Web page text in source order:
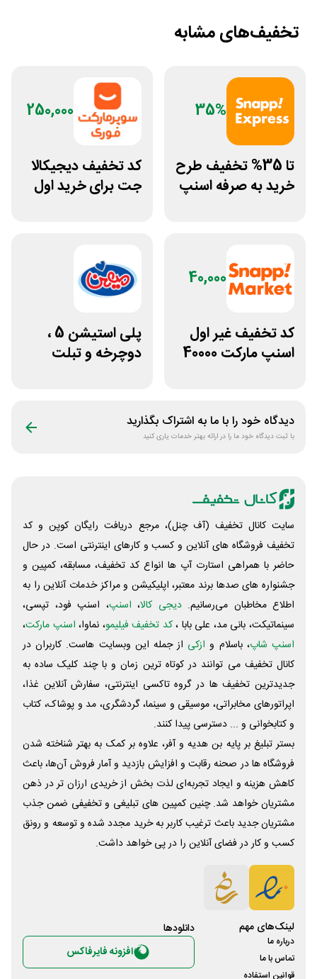
تخفیف‌های مشابه
35%
تا 35% تخفیف طرح
خرید به صرفه اسنپ
250,000
کد تخفیف دیجیکالا
جت برای خرید اول
40,000
کد تخفیف غیر اول
اسنپ مارکت 40000
پلی استیشن 5 ،
دوچرخه و تبلت
دیدگاه خود را با ما به اشتراک بگذارید
با ثبت دیدگاه خود ما را در ارائه بهتر خدمات یاری کنید
سایت کانال تخفیف (آف چنل)، مرجع دریافت رایگان کوپن و کد
تخفیف فروشگاه های آنلاین و کسب و‌ کارهای اینترنتی است. در حال
حاضر با همراهی استارت آپ ها انواع کد تخفیف، مسابقه، کمپین و
جشنواره های صدها برند معتبر، اپلیکیشن و مراکز خدمات آنلاین را به
اطلاع مخاطبان می‌رسانیم. دیجی کالا، اسنپ، اسنپ فود، تپسی،
سینماتیکت، بانی مد، علی‌ بابا ،کد تخفیف فیلیمو، نماوا، اسنپ مارکت،
اسنپ شاپ، باسلام و ازکی از جمله این وبسایت ‌هاست. کاربران در
کانال تخفیف می توانند در کوتاه ترین زمان و با چند کلیک ساده به
جدیدترین تخفیف ها در گروه تاکسی اینترنتی، سفارش آنلاین غذا،
اپراتورهای مخابراتی، موسیقی و سینما، گردشگری، مد و پوشاک، کتاب
و کتابخوانی و ... دسترسی پیدا کنند.
بستر تبلیغ بر پایه بن هدیه و آفر، علاوه بر کمک به بهتر شناخته شدن
فروشگاه ها در صحنه رقابت و افزایش بازدید و آمار فروش آن‌ها، باعث
کاهش هزینه و ایجاد تجربه‌ای لذت بخش از خریدی ارزان تر در ذهن
مشتریان خواهد شد. چنین کمپین های تبلیغی و تخفیفی ضمن جذب
مشتریان جدید باعث ترغیب کاربر به خرید مجدد شده و توسعه و رونق
کسب و کار در فضای آنلاین را در پی خواهد داشت.
لینک‌های مهم
درباره ما
تماس با ما
قوانین استفاده
دانلود‌ها
افزونه فایرفاکس